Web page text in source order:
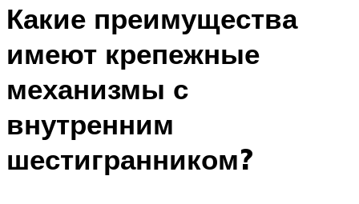
Какие преимущества
имеют крепежные
механизмы с
внутренним
шестигранником?